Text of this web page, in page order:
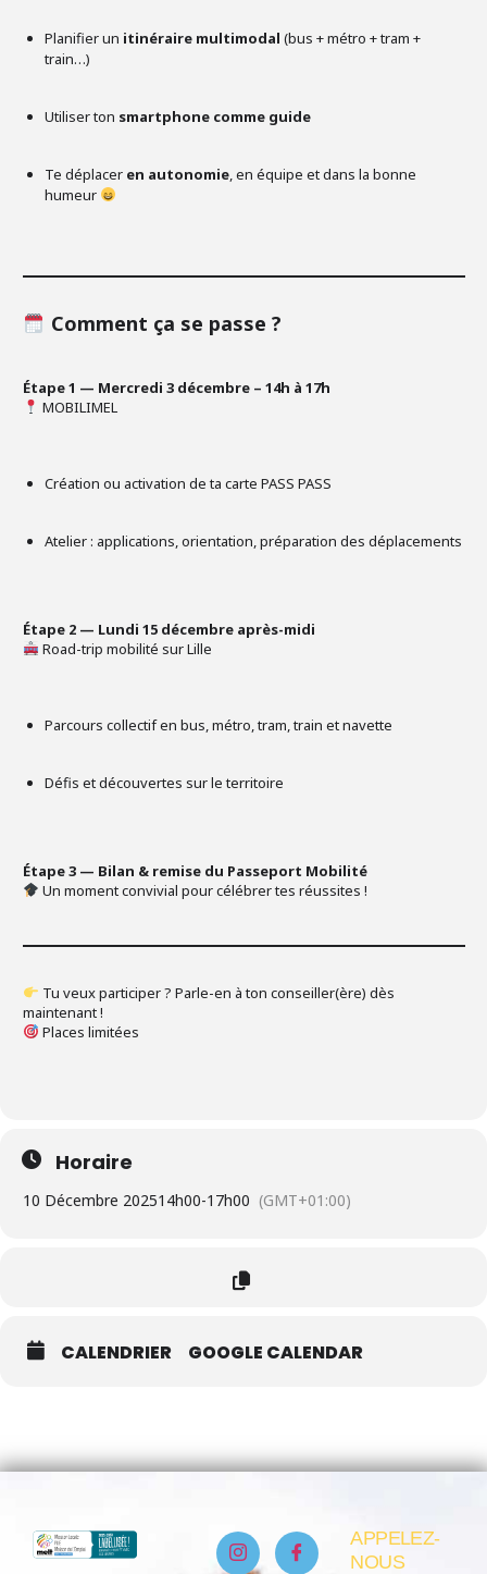
Planifier un itinéraire multimodal (bus + métro + tram +
train…)
Utiliser ton smartphone comme guide
Te déplacer en autonomie , en équipe et dans la bonne
humeur
Comment ça se passe ?
Étape 1 — Mercredi 3 décembre – 14h à 17h
MOBILIMEL
Création ou activation de ta carte PASS PASS
Atelier : applications, orientation, préparation des déplacements
Étape 2 — Lundi 15 décembre après-midi
Road-trip mobilité sur Lille
Parcours collectif en bus, métro, tram, train et navette
Défis et découvertes sur le territoire
Étape 3 — Bilan & remise du Passeport Mobilité
Un moment convivial pour célébrer tes réussites !
Tu veux participer ? Parle-en à ton conseiller(ère) dès
maintenant !
Places limitées
Horaire
10 Décembre 202514h00-17h00 (GMT+01:00)
CALENDRIER GOOGLE CALENDAR
APPELEZ-
NOUS